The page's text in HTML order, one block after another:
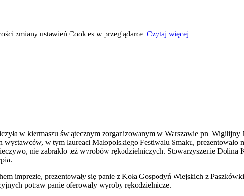
zmiany ustawień Cookies w przeglądarce. Czytaj więcej...
w kiermaszu świątecznym zorganizowanym w Warszawie pn. Wigilijny
w tym laureaci Małopolskiego Festiwalu Smaku, prezentowało
nie zabrakło też wyrobów rękodzielniczych. Stowarzyszenie Dolina
imprezie, prezentowały się panie z Koła Gospodyń Wiejskich z
potraw panie oferowały wyroby rękodzielnicze.